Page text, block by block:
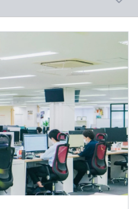
を柔軟に調整する形で行う
レームワークなど主要な構成
1年以上ビハインドしていな
り組み
われるべき」という価値観
り、日常的に実施している
ーティング、またはそれに
を行っている
リー）を行っている
からでも勤務可能です。※規
年俸を12分割）
より決定いたします
円〜（超過分は別途
証するものではありません）